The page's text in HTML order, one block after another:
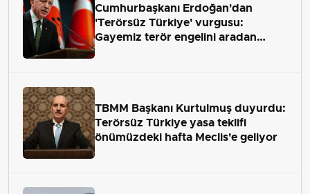
Cumhurbaşkanı Erdoğan'dan
'Terörsüz Türkiye' vurgusu:
Gayemiz terör engelini aradan
TBMM Başkanı Kurtulmuş duyurdu:
Terörsüz Türkiye yasa teklifi
önümüzdeki hafta Meclis'e geliyor